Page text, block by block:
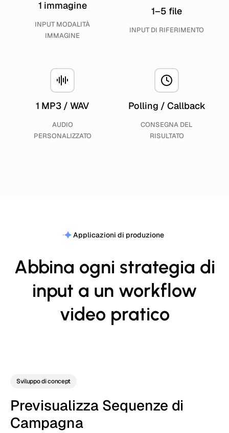
1 immagine
INPUT MODALITÀ
IMMAGINE
1–5 file
INPUT DI RIFERIMENTO
1 MP3 / WAV
AUDIO
PERSONALIZZATO
Polling / Callback
CONSEGNA DEL
RISULTATO
Applicazioni di produzione
Abbina ogni strategia di
input a un workflow
video pratico
Sviluppo di concept
Previsualizza Sequenze di
Campagna